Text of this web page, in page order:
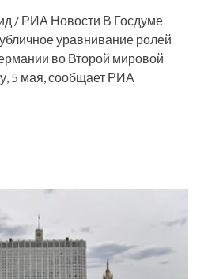
/ РИА Новости В Госдуме
уравнивание ролей
во Второй мировой
5 мая, сообщает РИА